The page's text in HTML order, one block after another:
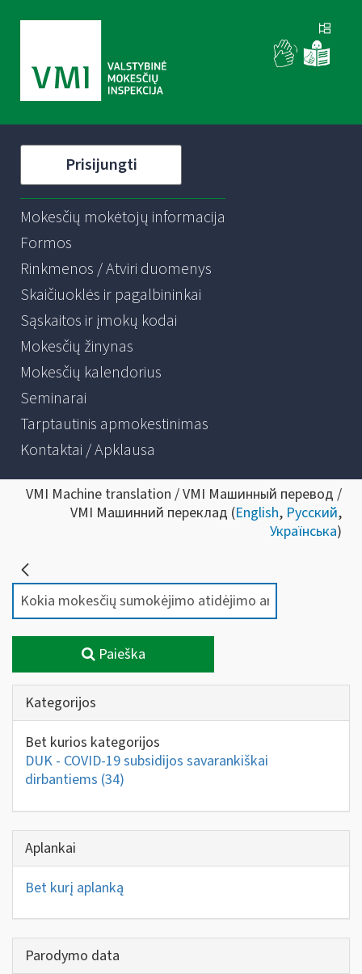
Prisijungti
Mokesčių mokėtojų informacija
Formos
Rinkmenos / Atviri duomenys
Skaičiuoklės ir pagalbininkai
Sąskaitos ir įmokų kodai
Mokesčių žinynas
Mokesčių kalendorius
Seminarai
Tarptautinis apmokestinimas
Kontaktai / Apklausa
VMI Machine translation / VMI Машинный перевод /
VMI Машинний переклад (English, Русский,
Українська)
Paieška
Kategorijos
Bet kurios kategorijos
DUK - COVID-19 subsidijos savarankiškai
dirbantiems (34)
Aplankai
Bet kurį aplanką
Parodymo data